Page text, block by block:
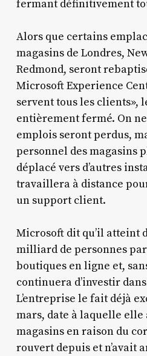
fermant définitivement
Alors que certains
magasins de Londres,
Redmond, seront
Microsoft Experience
servent tous les clients»,
entièrement fermé. On
emplois seront perdus,
personnel des magasins
déplacé vers d’autres
travaillera à distance
un support client.
Microsoft dit qu’il atteint
milliard de personnes
boutiques en ligne et,
continuera d’investir
L’entreprise le fait déjà
mars, date à laquelle elle
magasins en raison du
rouvert depuis et n’avait